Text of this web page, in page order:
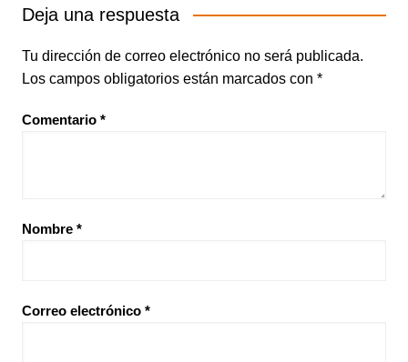
Deja una respuesta
Tu dirección de correo electrónico no será publicada.
Los campos obligatorios están marcados con *
Comentario *
Nombre *
Correo electrónico *